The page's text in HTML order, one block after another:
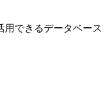
用できるデータベース